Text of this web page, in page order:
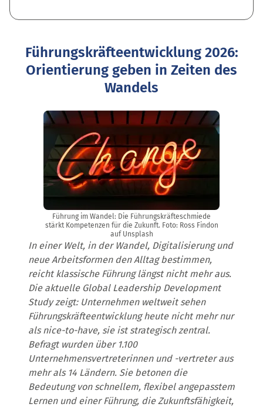
Führungskräfteentwicklung 2026:
Orientierung geben in Zeiten des
Wandels
Führung im Wandel: Die Führungskräfteschmiede
stärkt Kompetenzen für die Zukunft. Foto: Ross Findon
auf Unsplash
In einer Welt, in der Wandel, Digitalisierung und
neue Arbeitsformen den Alltag bestimmen,
reicht klassische Führung längst nicht mehr aus.
Die aktuelle Global Leadership Development
Study zeigt: Unternehmen weltweit sehen
Führungskräfteentwicklung heute nicht mehr nur
als nice-to-have, sie ist strategisch zentral.
Befragt wurden über 1.100
Unternehmensvertreterinnen und -vertreter aus
mehr als 14 Ländern. Sie betonen die
Bedeutung von schnellem, flexibel angepasstem
Lernen und einer Führung, die Zukunftsfähigkeit,